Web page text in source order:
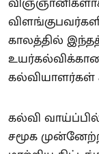
காலத்தில்
கல்வியாளர்கள்
கல்வி
சமூக